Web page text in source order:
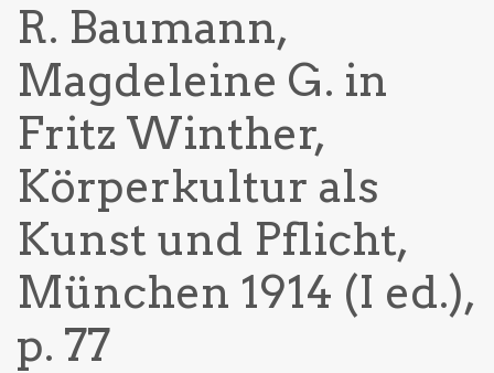
R. Baumann,
Magdeleine G. in
Fritz Winther,
Körperkultur als
Kunst und Pflicht,
München 1914 (I ed.),
p. 77